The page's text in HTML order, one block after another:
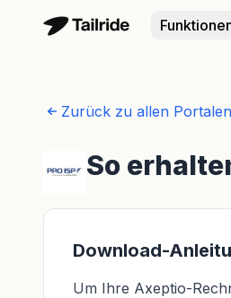
Zurück zu allen Portalen
So
Download-
Um Ihre Axeptio-